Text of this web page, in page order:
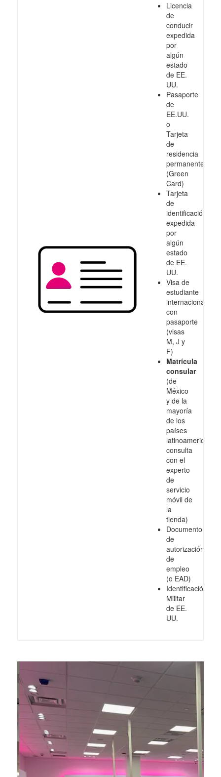
Licencia
de
conducir
expedida
por
algún
estado
de EE.
UU.
Pasaporte
de
EE.UU.
o
Tarjeta
de
residencia
permanente
(Green
Card)
Tarjeta
de
identificación
expedida
por
algún
estado
de EE.
UU.
Visa de
estudiante
internacional
con
pasaporte
(visas
M, J y
F)
Matrícula
consular
(de
México
y de la
mayoría
de los
países
latinoamericanos,
consulta
con el
experto
de
servicio
móvil de
la
tienda)
Documento
de
autorización
de
empleo
(o EAD)
Identificación
Militar
de EE.
UU.